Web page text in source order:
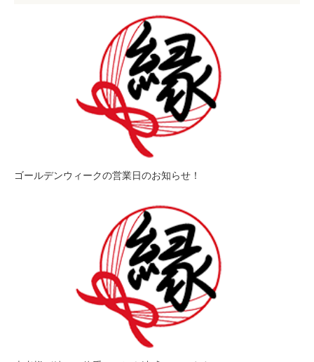
ゴールデンウィークの営業日のお知らせ！